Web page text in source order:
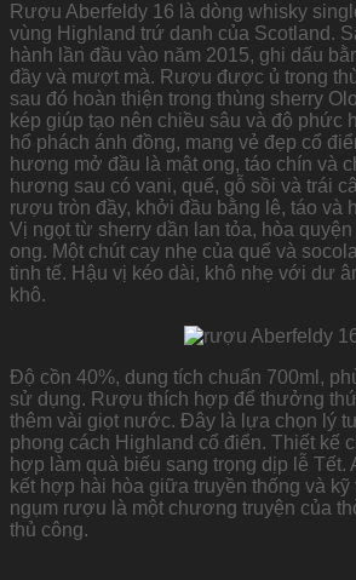
Rượu Aberfeldy 16 là dòng whisky
vùng Highland trứ danh của Scotland.
hành lần đầu vào năm 2015, ghi dấu
đầy và mượt mà. Rượu được ủ trong
sau đó hoàn thiện trong thùng sherry
kép giúp tạo nên chiều sâu và độ phức
hổ phách ánh đồng, mang vẻ đẹp cổ
hương mở đầu là mật ong, táo chín và
hương sau có vani, quế, gỗ sồi và trái
rượu tròn đầy, khởi đầu bằng lê, táo và
Vị ngọt từ sherry dần lan tỏa, hòa
ong. Một chút cay nhẹ của quế và
tinh tế. Hậu vị kéo dài, khô nhẹ với dư
khô.
Độ cồn 40%, dung tích chuẩn 700ml,
sử dụng. Rượu thích hợp để thưởng
thêm vài giọt nước. Đây là lựa chọn lý
phong cách Highland cổ điển. Thiết kế
hợp làm quà biếu sang trọng dịp lễ Tết.
kết hợp hài hòa giữa truyền thống và kỹ
ngụm rượu là một chương truyện của
thủ công.